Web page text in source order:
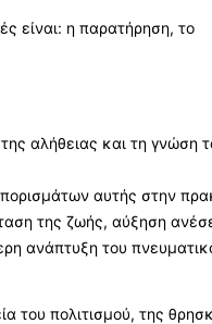
είναι: η παρατήρηση, το
αλήθειας και τη γνώση
αυτής στην
της ζωής, αύξηση
ανάπτυξη του
του πολιτισμού, της